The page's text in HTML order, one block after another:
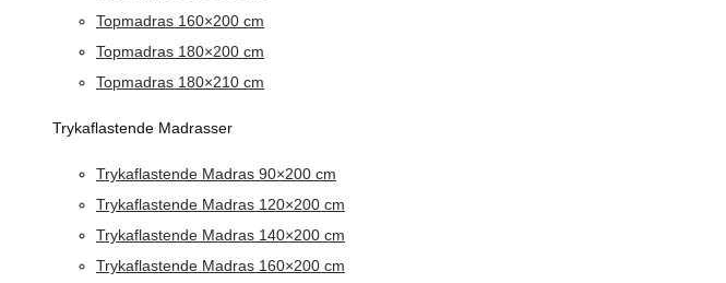
Topmadras 160×200 cm
Topmadras 180×200 cm
Topmadras 180×210 cm
Trykaflastende Madrasser
Trykaflastende Madras 90×200 cm
Trykaflastende Madras 120×200 cm
Trykaflastende Madras 140×200 cm
Trykaflastende Madras 160×200 cm